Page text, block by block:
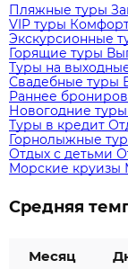
Пляжные туры
VIP туры
Экскурсионные
Горящие туры
Туры на
Свадебные туры
Раннее
Новогодние туры
Туры в кредит
Горнолыжные
Отдых с детьми
Морские круизы
Средняя
Месяц